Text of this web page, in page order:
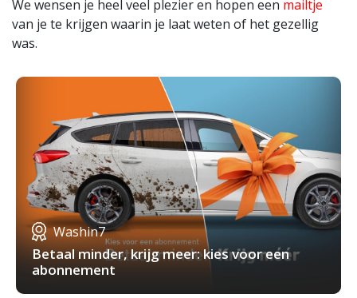
We wensen je heel veel plezier en hopen een mailtje
van je te krijgen waarin je laat weten of het gezellig
was.
Washin7
Betaal minder, krijg meer: kies voor een
abonnement